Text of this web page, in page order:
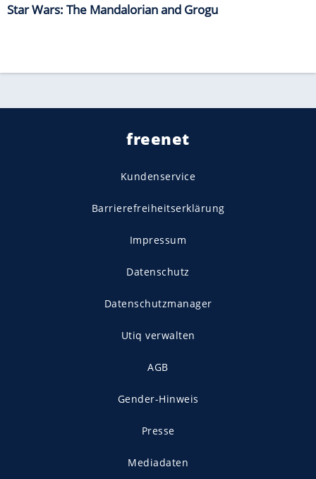
Star Wars: The Mandalorian and Grogu
freenet
Kundenservice
Barrierefreiheitserklärung
Impressum
Datenschutz
Datenschutzmanager
Utiq verwalten
AGB
Gender-Hinweis
Presse
Mediadaten